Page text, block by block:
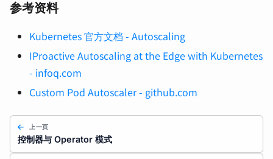
参考资料
Kubernetes 官方文档 - Autoscaling
IProactive Autoscaling at the Edge with Kubernetes
- infoq.com
Custom Pod Autoscaler - github.com
上一页
控制器与 Operator 模式